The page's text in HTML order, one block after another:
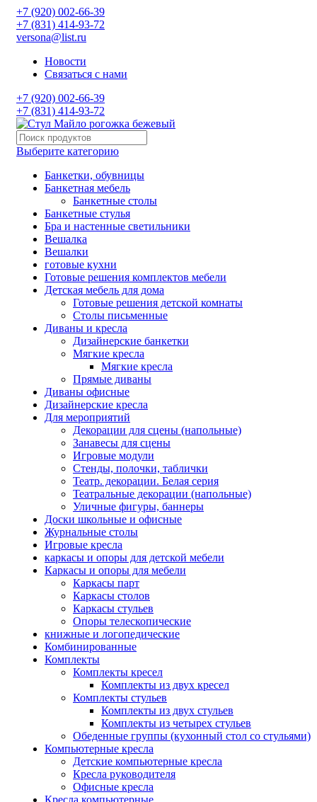
+7 (920) 002-66-39
+7 (831) 414-93-72
versona@list.ru
Новости
Связаться с нами
+7 (920) 002-66-39
+7 (831) 414-93-72
Выберите категорию
Банкетки, обувницы
Банкетная мебель
Банкетные столы
Банкетные стулья
Бра и настенные светильники
Вешалка
Вешалки
готовые кухни
Готовые решения комплектов мебели
Детская мебель для дома
Готовые решения детской комнаты
Столы письменные
Диваны и кресла
Дизайнерские банкетки
Мягкие кресла
Мягкие кресла
Прямые диваны
Диваны офисные
Дизайнерские кресла
Для мероприятий
Декорации для сцены (напольные)
Занавесы для сцены
Игровые модули
Стенды, полочки, таблички
Театр. декорации. Белая серия
Театральные декорации (напольные)
Уличные фигуры, баннеры
Доски школьные и офисные
Журнальные столы
Игровые кресла
каркасы и опоры для детской мебели
Каркасы и опоры для мебели
Каркасы парт
Каркасы столов
Каркасы стульев
Опоры телескопические
книжные и логопедические
Комбинированные
Комплекты
Комплекты кресел
Комплекты из двух кресел
Комплекты стульев
Комплекты из двух стульев
Комплекты из четырех стульев
Обеденные группы (кухонный стол со стульями)
Компьютерные кресла
Детские компьютерные кресла
Кресла руководителя
Офисные кресла
Кресла компьютерные